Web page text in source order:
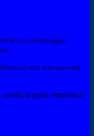
inviato un messaggio
il reset della password
di posta elettronica!